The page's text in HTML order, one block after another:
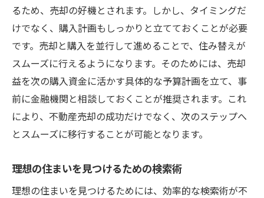
るため、売却の好機とされます。しかし、タイミングだ
けでなく、購入計画もしっかりと立てておくことが必要
です。売却と購入を並行して進めることで、住み替えが
スムーズに行えるようになります。そのためには、売却
益を次の購入資金に活かす具体的な予算計画を立て、事
前に金融機関と相談しておくことが推奨されます。これ
により、不動産売却の成功だけでなく、次のステップへ
とスムーズに移行することが可能となります。
理想の住まいを見つけるための検索術
理想の住まいを見つけるためには、効率的な検索術が不